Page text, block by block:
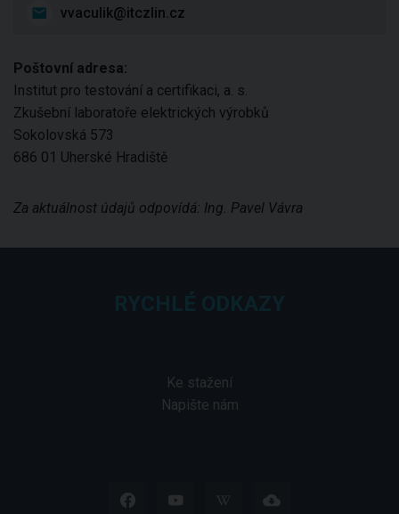
vvaculik@itczlin.cz
Poštovní adresa:
Institut pro testování a certifikaci, a. s.
Zkušební laboratoře elektrických výrobků
Sokolovská 573
686 01 Uherské Hradiště
Za aktuálnost údajů odpovídá: Ing. Pavel Vávra
Ke stažení
Napište nám